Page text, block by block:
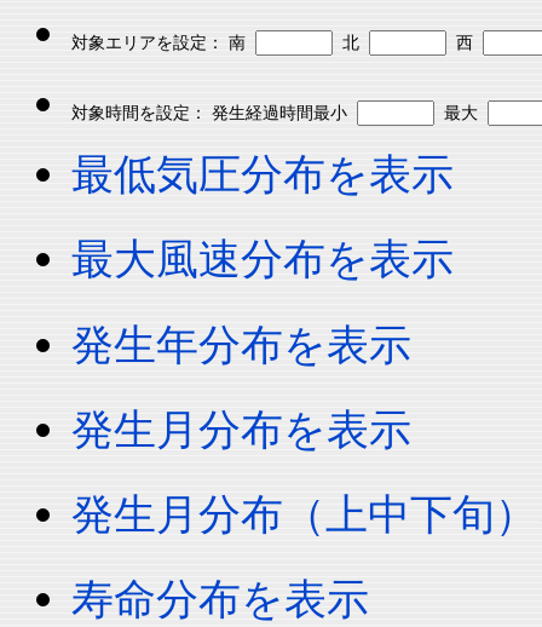
対象エリアを設定： 南 北 西
対象時間を設定： 発生経過時間最小 最大
最低気圧分布を表示
最大風速分布を表示
発生年分布を表示
発生月分布を表示
発生月分布（上中下旬
寿命分布を表示